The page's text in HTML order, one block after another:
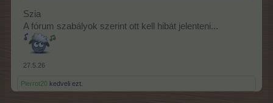
Szia
A fórum szabályok szerint ott kell hibát jelenteni...
27.5.26
Pierrot20 kedveli ezt.